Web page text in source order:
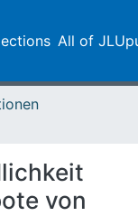
All of
von